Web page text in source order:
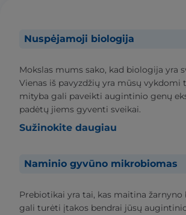
Nuspėjamoji biologija
Mokslas mums sako, kad biologija yra
Vienas iš pavyzdžių yra mūsų vykdomi
mityba gali paveikti augintinio genų
padėtų jiems gyventi sveikai.
Sužinokite daugiau
Naminio gyvūno mikrobiomas
Prebiotikai yra tai, kas maitina žarnyno
gali turėti įtakos bendrai jūsų